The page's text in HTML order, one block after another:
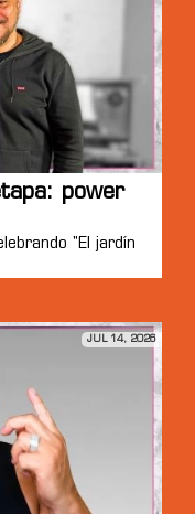
power
"El jardín
JUL 14, 2026